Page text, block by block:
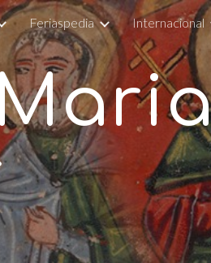
Feriaspedia Internacional